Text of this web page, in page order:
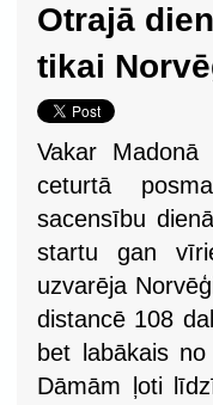
Otrajā
tikai
Vakar Madonā
ceturtā
sacensību
startu gan
uzvarēja
distancē 108
bet labākais
Dāmām ļoti